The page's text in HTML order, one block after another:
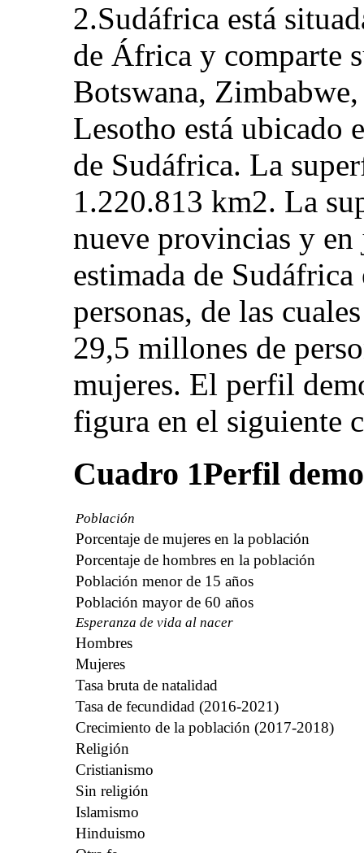
2.Sudáfrica está
de África y comparte
Botswana,
Lesotho está ubicado
de Sudáfrica. La
1.220.813 km2. La
nueve provincias y
estimada de
personas, de las
29,5 millones de
mujeres. El perfil
figura en el siguiente
Cuadro 1Perfil
Población
Porcentaje de mujeres en la población
Porcentaje de hombres en la población
Población menor de 15 años
Población mayor de 60 años
Esperanza de vida al nacer
Hombres
Mujeres
Tasa bruta de natalidad
Tasa de fecundidad (2016-2021)
Crecimiento de la población (2017-2018)
Religión
Cristianismo
Sin religión
Islamismo
Hinduismo